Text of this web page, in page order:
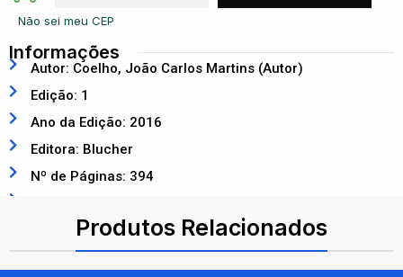
Não sei meu CEP
Informações
Autor: Coelho, João Carlos Martins (Autor)
Edição: 1
Ano da Edição: 2016
Editora: Blucher
Nº de Páginas: 394
Produtos Relacionados